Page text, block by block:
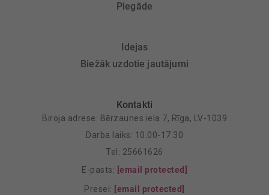
Piegāde
Idejas
Biežāk uzdotie jautājumi
Kontakti
Biroja adrese: Bērzaunes iela 7, Rīga, LV-1039
Darba laiks: 10.00-17.30
Tel: 25661626
E-pasts: [email protected]
Presei: [email protected]